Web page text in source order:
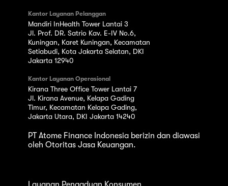
Kantor Layanan Pelanggan
Mandiri InHealth Tower Lantai 3
Jl. Prof. DR. Satrio Kav. E-IV No.6,
Kuningan, Karet Kuningan, Kecamatan
Setiabudi, Kota Jakarta Selatan, DKI
Jakarta 12940
Kantor Layanan Operasional
Kirana Three Office Tower Lantai 7
Jl. Kirana Avenue, Kelapa Gading
Timur, Kecamatan Kelapa Gading,
Jakarta Utara, DKI Jakarta 14240
PT Atome Finance Indonesia berizin dan diawasi
oleh Otoritas Jasa Keuangan.